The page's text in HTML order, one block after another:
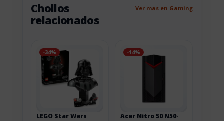
Chollos
relacionados
Ver mas en Gaming
-34%
LEGO Star Wars
-14%
Acer Nitro 50 N50-